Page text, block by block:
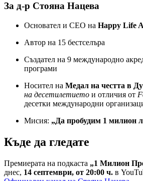
За д-р Стояна Нацева
Основател и CEO на Happy Life
Автор на 15 бестселъра
Създател на 9 международно
програми
Носител на Медал на честта в
на десетилетието и отличия от
десетки международни
Мисия: „Да пробудим 1 милион
Къде да гледате
Премиерата на подкаста „1 Милион
днес, 14 септември, от 20:00 ч. в